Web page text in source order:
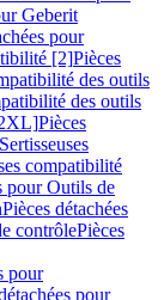
Geberit
pour
[2]Pièces
des outils
des outils
Pièces
Sertisseuses
compatibilité
pour Outils de
Pièces détachées
contrôlePièces
pour
pour